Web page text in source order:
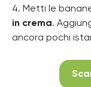
4. Metti le
in crema.
ancora pochi